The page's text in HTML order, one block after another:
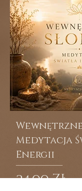
Wewnętrzne
Medytacja
Energii
Cena
24,00 zł